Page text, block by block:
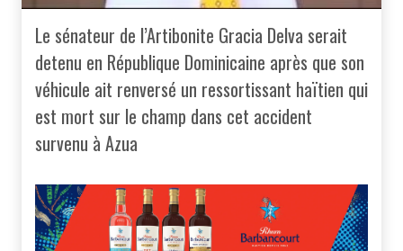
Le sénateur de l’Artibonite Gracia Delva serait
detenu en République Dominicaine après que son
véhicule ait renversé un ressortissant haïtien qui
est mort sur le champ dans cet accident
survenu à Azua